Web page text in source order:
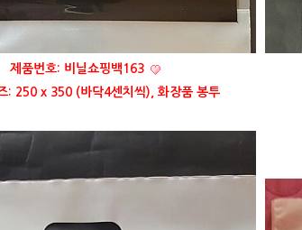
제품번호: 비닐쇼핑백163
: 250 x 350 (바닥4센치씩), 화장품 봉투